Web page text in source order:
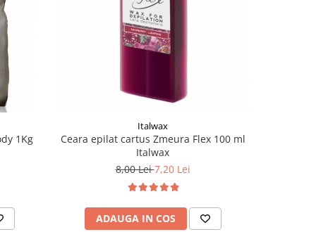
1Kg
Italwax
Ceara epilat cartus Zmeura Flex 100 ml
Italwax
8,00 Lei7,20 Lei
ADAUGA IN COS